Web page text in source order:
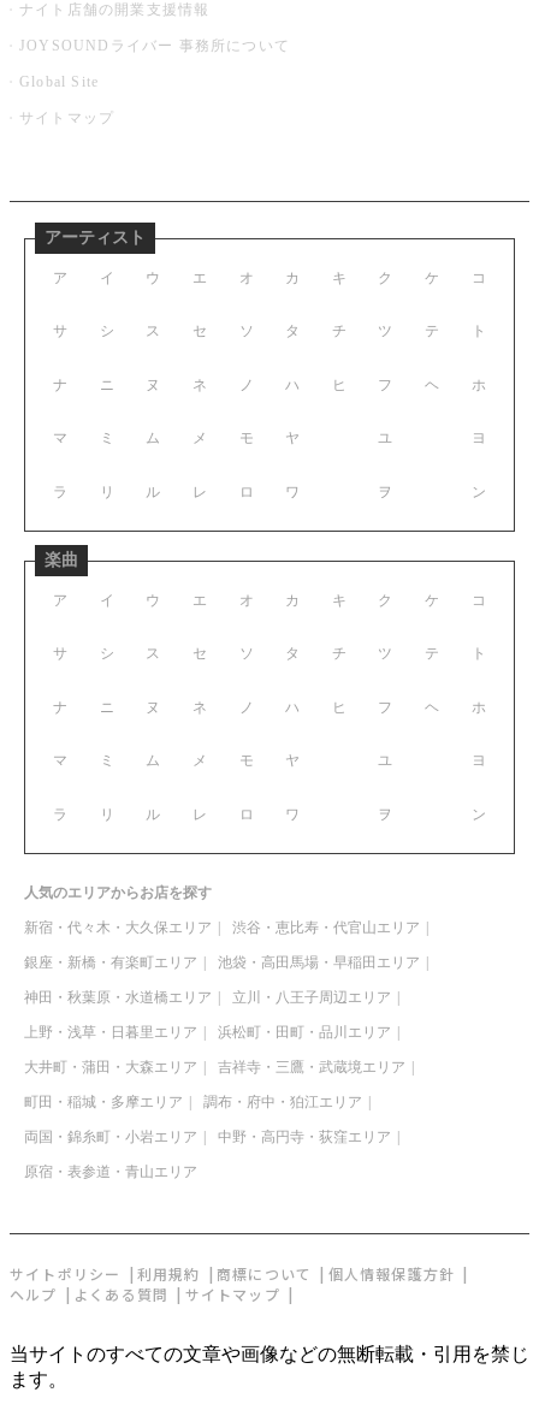
ナイト店舗の開業支援情報
JOYSOUNDライバー 事務所について
Global Site
サイトマップ
アーティスト
ア イ ウ エ オ
サ シ ス セ ソ
ナ ニ ヌ ネ ノ
マ ミ ム メ モ
ラ リ ル レ ロ
カ キ ク ケ コ
タ チ ツ テ ト
ハ ヒ フ ヘ ホ
ヤ ユ ヨ
ワ ヲ ン
楽曲
ア イ ウ エ オ
サ シ ス セ ソ
ナ ニ ヌ ネ ノ
マ ミ ム メ モ
ラ リ ル レ ロ
カ キ ク ケ コ
タ チ ツ テ ト
ハ ヒ フ ヘ ホ
ヤ ユ ヨ
ワ ヲ ン
人気のエリアからお店を探す
新宿・代々木・大久保エリア 渋谷・恵比寿・代官山エリア
銀座・新橋・有楽町エリア 池袋・高田馬場・早稲田エリア
神田・秋葉原・水道橋エリア 立川・八王子周辺エリア
上野・浅草・日暮里エリア 浜松町・田町・品川エリア
大井町・蒲田・大森エリア 吉祥寺・三鷹・武蔵境エリア
町田・稲城・多摩エリア 調布・府中・狛江エリア
両国・錦糸町・小岩エリア 中野・高円寺・荻窪エリア
原宿・表参道・青山エリア
サイトポリシー 利用規約 商標について
個人情報保護方針
ヘルプ
よくある質問 サイトマップ
当サイトのすべての文章や画像などの無断転載・引用を禁じ
ます。